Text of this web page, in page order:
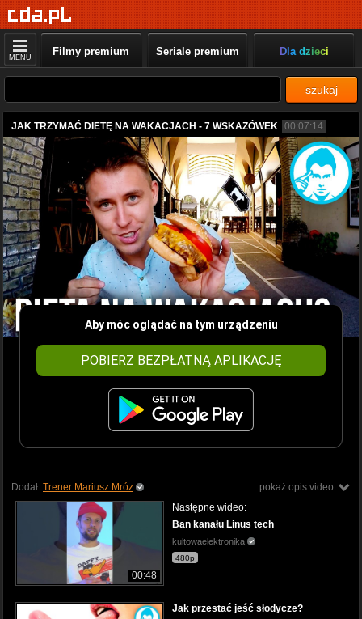
MENU Filmy premium Seriale premium Dla dzieci
szukaj
JAK TRZYMAĆ DIETĘ NA WAKACJACH - 7 WSKAZÓWEK 00:07:14
Aby móc oglądać na tym urządzeniu
POBIERZ BEZPŁATNĄ APLIKACJĘ
pokaż opis video
Dodał: Trener Mariusz Mróz
00:48
Następne wideo:
Ban kanału Linus tech
kultowaelektronika
480p
Jak przestać jeść słodycze?